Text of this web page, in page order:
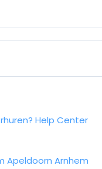
Help Center
Apeldoorn Arnhem